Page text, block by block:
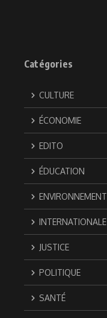
Catégories
CULTURE
ÉCONOMIE
EDITO
ÉDUCATION
ENVIRONNEMENT
INTERNATIONALE
JUSTICE
POLITIQUE
SANTÉ